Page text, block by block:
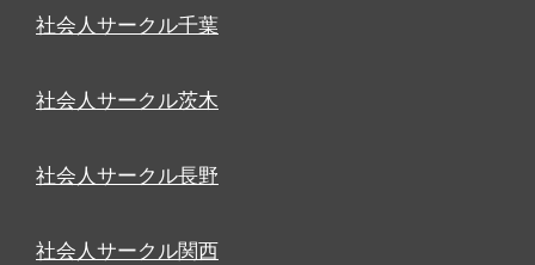
社会人サークル千葉
社会人サークル茨木
社会人サークル長野
社会人サークル関西